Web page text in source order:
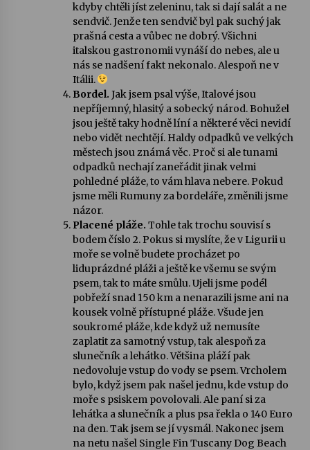
kdyby chtěli jíst zeleninu, tak si dají salát a ne
sendvič. Jenže ten sendvič byl pak suchý jak
prašná cesta a vůbec ne dobrý. Všichni
italskou gastronomii vynáší do nebes, ale u
nás se nadšení fakt nekonalo. Alespoň ne v
Itálii.
Bordel. Jak jsem psal výše, Italové jsou
nepříjemný, hlasitý a sobecký národ. Bohužel
jsou ještě taky hodně líní a některé věci nevidí
nebo vidět nechtějí. Haldy odpadků ve velkých
městech jsou známá věc. Proč si ale tunami
odpadků nechají zaneřádit jinak velmi
pohledné pláže, to vám hlava nebere. Pokud
jsme měli Rumuny za bordeláře, změnili jsme
názor.
Placené pláže. Tohle tak trochu souvisí s
bodem číslo 2. Pokus si myslíte, že v Ligurii u
moře se volně budete procházet po
liduprázdné pláži a ještě ke všemu se svým
psem, tak to máte smůlu. Ujeli jsme podél
pobřeží snad 150 km a nenarazili jsme ani na
kousek volně přístupné pláže. Všude jen
soukromé pláže, kde když už nemusíte
zaplatit za samotný vstup, tak alespoň za
slunečník a lehátko. Většina pláží pak
nedovoluje vstup do vody se psem. Vrcholem
bylo, když jsem pak našel jednu, kde vstup do
moře s psiskem povolovali. Ale paní si za
lehátka a slunečník a plus psa řekla o 140 Euro
na den. Tak jsem se jí vysmál. Nakonec jsem
na netu našel Single Fin Tuscany Dog Beach